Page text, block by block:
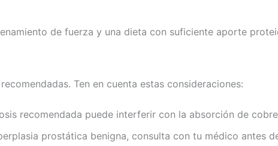
de fuerza y una dieta con suficiente aporte
Ten en cuenta estas consideraciones:
recomendada puede interferir con la absorción de
prostática benigna, consulta con tu médico antes